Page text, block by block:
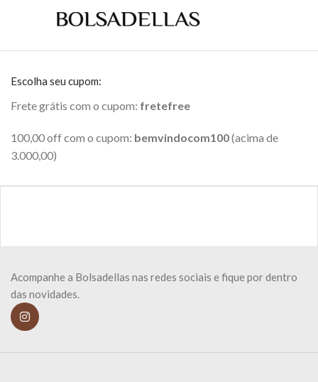
Escolha seu cupom:
Frete grátis com o cupom: fretefree
100,00 off com o cupom: bemvindocom100(acima de
3.000,00)
Acompanhe a Bolsadellas nas redes sociais e fique por dentro
das novidades.